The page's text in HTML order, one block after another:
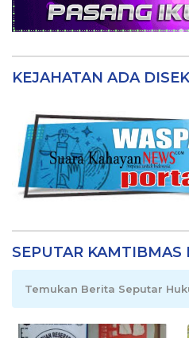
KEJAHATAN ADA
SEPUTAR KAMTIBMAS
Temukan Berita Seputar